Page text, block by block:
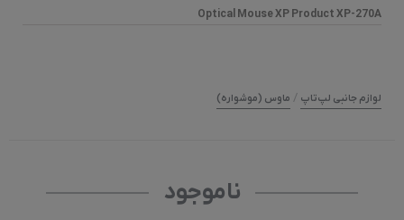
Optical Mouse XP Product XP-270A
لوازم جانبی لپ‌تاپ / ماوس (موشواره)
ناموجود